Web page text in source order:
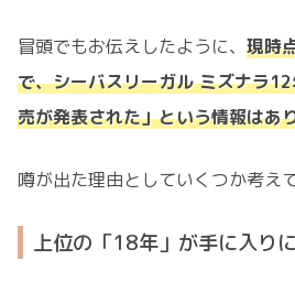
冒頭でもお伝えしたように、 現時
で、シーバスリーガル ミズナラ
売が発表された」という情報はあ
噂が出た理由としていくつか考え
上位の「18年」が手に入り